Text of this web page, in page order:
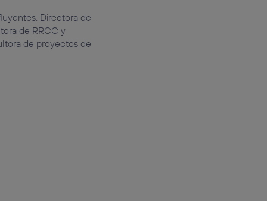
Directora de
de RRCC y
de proyectos de